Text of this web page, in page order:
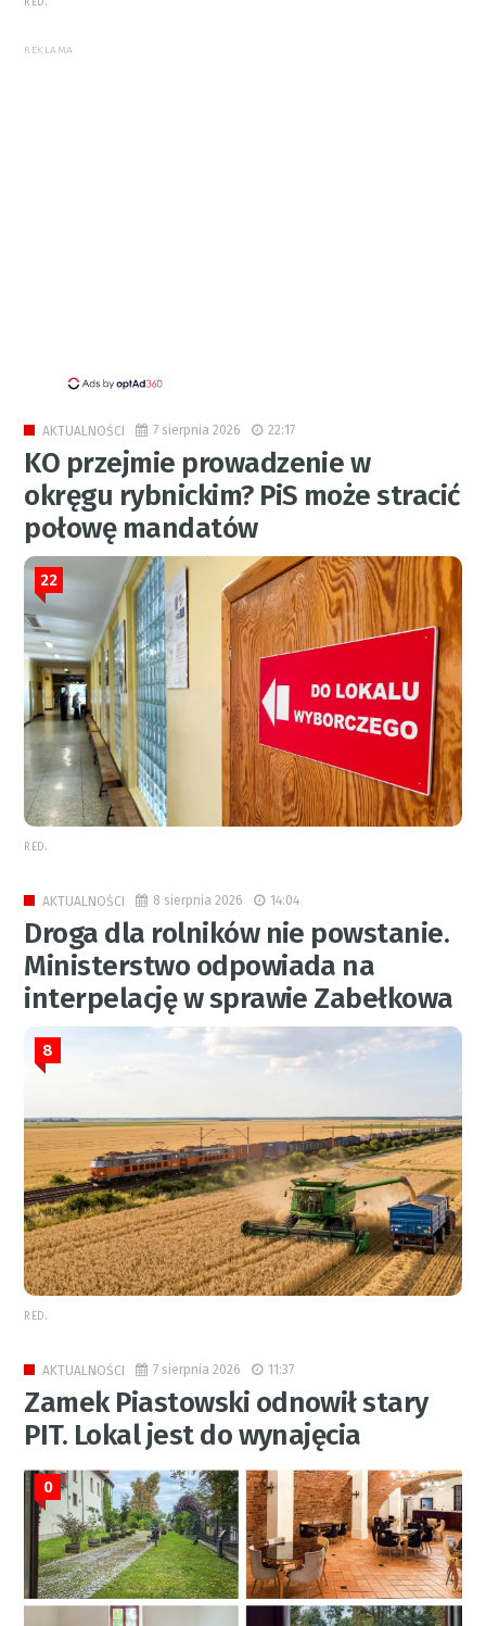
REKLAMA
AKTUALNOŚCI 7 sierpnia 2026 22:17
KO przejmie prowadzenie w
okręgu rybnickim? PiS może stracić
połowę mandatów
22
RED.
AKTUALNOŚCI 8 sierpnia 2026 14:04
Droga dla rolników nie powstanie.
Ministerstwo odpowiada na
interpelację w sprawie Zabełkowa
8
RED.
AKTUALNOŚCI 7 sierpnia 2026 11:37
Zamek Piastowski odnowił stary
PIT. Lokal jest do wynajęcia
0